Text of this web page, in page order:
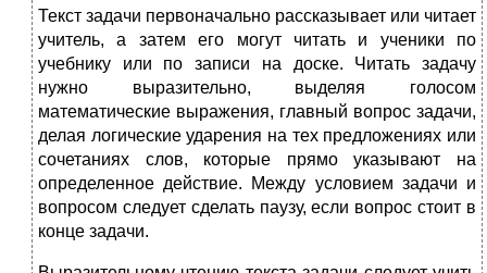
Текст задачи первоначально рассказывает или читает
учитель, а затем его могут читать и ученики по
учебнику или по записи на доске. Читать задачу
нужно выразительно, вы­деляя голосом
математические выражения, главный вопрос зада­чи,
делая логические ударения на тех предложениях или
сочета­ниях слов, которые прямо указывают на
определенное действие. Между условием задачи и
вопросом следует сделать паузу, если вопрос стоит в
конце задачи.